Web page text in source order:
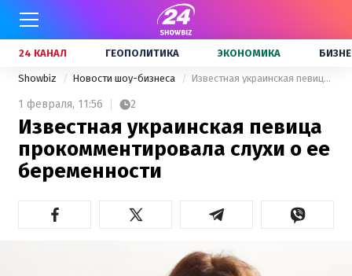
24 КАНАЛ ГЕОПОЛИТИКА ЭКОНОМИКА
Showbiz Новости шоу-бизнеса Известная украинская певица прокомментировала слухи о ее беременности
1 февраля, 11:56 2
Известная украинская певица
прокомментировала слухи о ее
беременности